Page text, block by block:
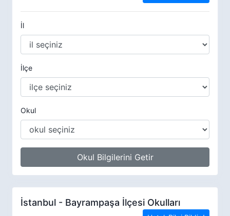
İl
İlçe
Okul
Okul Bilgilerini Getir
İstanbul - Bayrampaşa İlçesi Okulları